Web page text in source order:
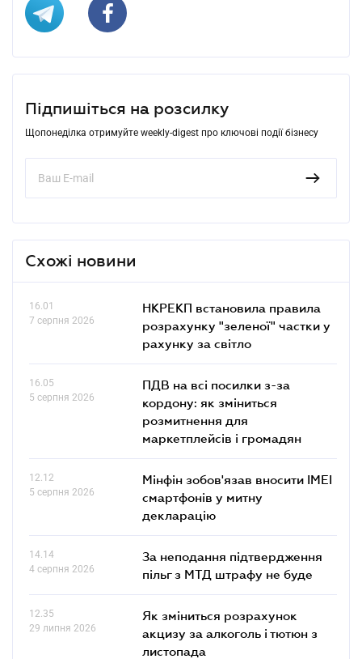
Підпишіться на розсилку
Щопонеділка отримуйте weekly-digest про ключові події бізнесу
Схожі новини
16.01
7 серпня 2026
НКРЕКП встановила правила
розрахунку "зеленої" частки у
рахунку за світло
16.05
5 серпня 2026
ПДВ на всі посилки з-за
кордону: як зміниться
розмитнення для
маркетплейсів і громадян
12.12
5 серпня 2026
Мінфін зобов'язав вносити IMEI
смартфонів у митну
декларацію
14.14
4 серпня 2026
За неподання підтвердження
пільг з МТД штрафу не буде
12.35
29 липня 2026
Як зміниться розрахунок
акцизу за алкоголь і тютюн з
листопада